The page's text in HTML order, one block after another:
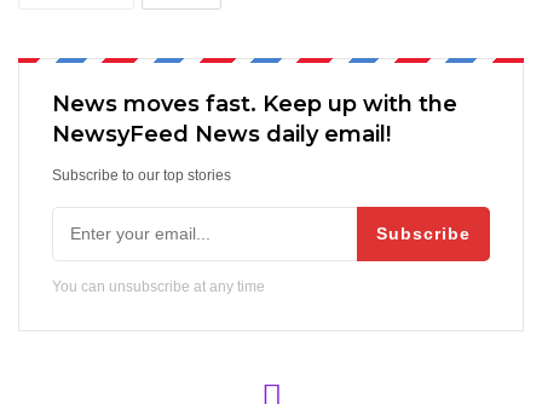
News moves fast. Keep up with the
NewsyFeed News daily email!
Subscribe to our top stories
Subscribe
You can unsubscribe at any time